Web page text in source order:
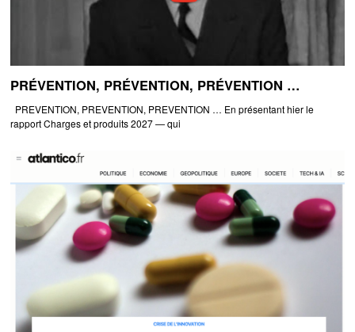
PRÉVENTION, PRÉVENTION, PRÉVENTION …
PREVENTION, PREVENTION, PREVENTION … En présentant hier le
rapport Charges et produits 2027 — qui